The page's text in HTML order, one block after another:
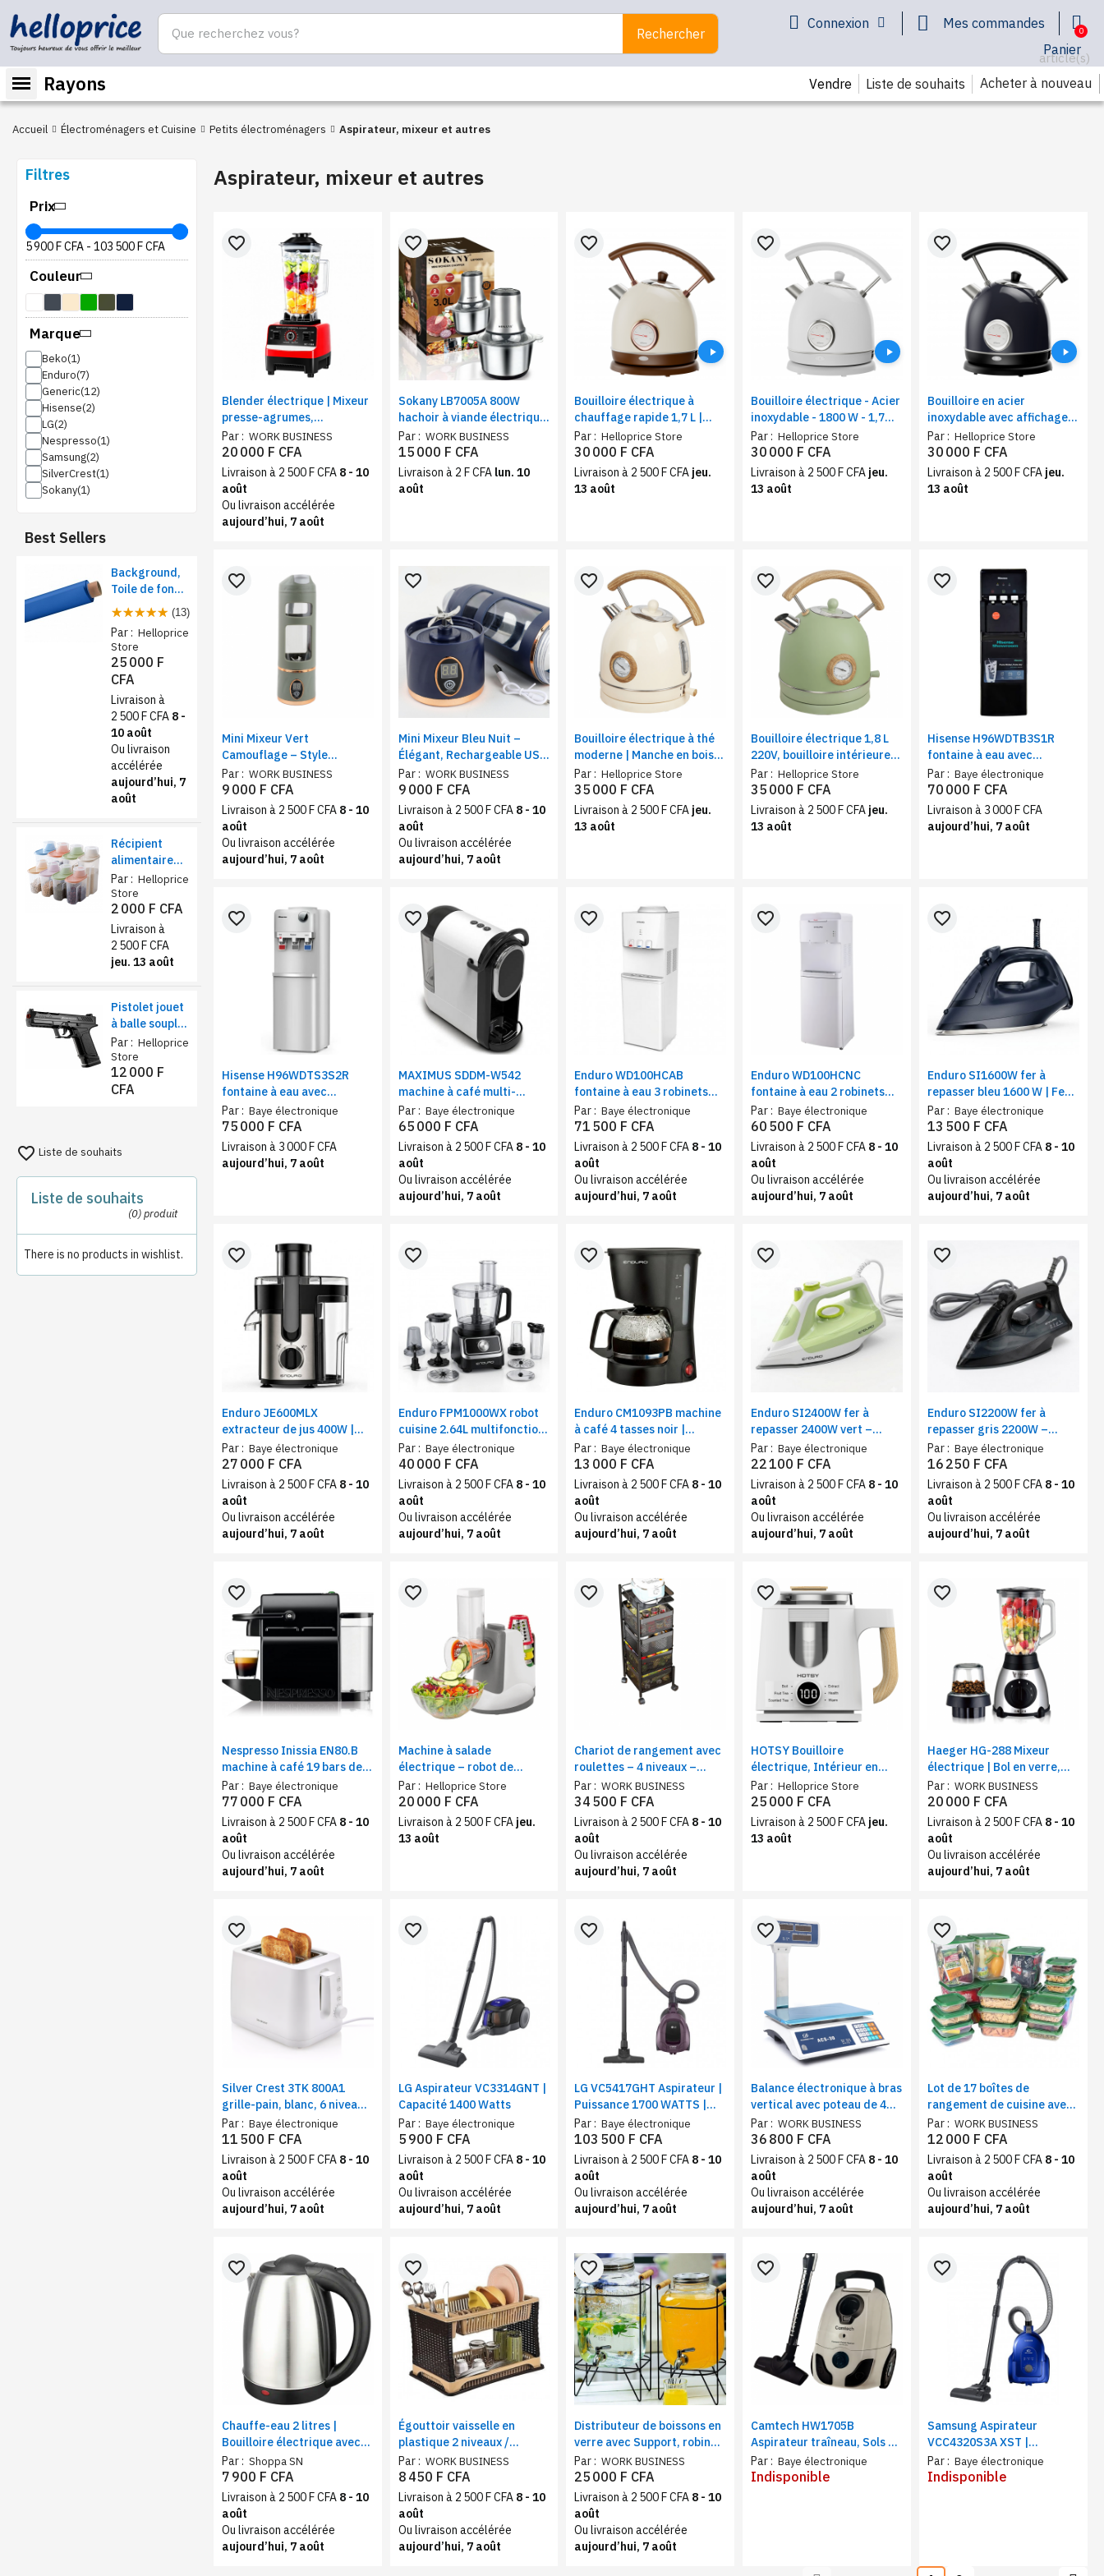
Rechercher
Connexion
Mes commandes
Panier
article(s)
Rayons Vendre Liste de souhaits Acheter à nouveau
Accueil Électroménagers et Cuisine Petits électroménagers Aspirateur, mixeur et autres
Filtres
Prix
5 900 F CFA - 103 500 F CFA
Couleur
Marque
Beko
Enduro
Generic
Hisense
LG
Nespresso
Samsung
SilverCrest
Sokany
Best Sellers
Background,
Toile de fond
papier pour
studio photo -
Rose foncé
(13)
Par : Helloprice
Store
25 000 F
CFA
Livraison à
2 500 F CFA 8 -
10 août
Ou livraison
accélérée
aujourd’hui, 7
août
Récipient
alimentaire
de stockage
1,9L – farine,
sucre et thé
Par : Helloprice
Store
2 000 F CFA
Livraison à
2 500 F CFA
jeu. 13 août
Pistolet jouet
à balle souple
sécurisé –
Éjection de
coquilles et
chargeur
Par : Helloprice
Store
12 000 F
CFA
favorite_border Liste de souhaits
Liste de souhaits
(0)produit
There is no products in wishlist.
Aspirateur, mixeur et autres
Blender électrique | Mixeur
presse-agrumes,
mélangeur extracteur de
fruits.
Par : WORK BUSINESS
favorite_border
20 000 F CFA
Livraison à 2 500 F CFA 8 - 10
août
Ou livraison accélérée
aujourd’hui, 7 août
Sokany LB7005A 800W
hachoir à viande électrique
en acier inoxydable avec bol
en acier inox | Capacité 3
litres.
Par : WORK BUSINESS
favorite_border
15 000 F CFA
Livraison à 2 F CFA lun. 10
août
Bouilloire électrique à
chauffage rapide 1,7 L |
Affichage de la
température, Arrêt
Automatique, Intérieur et
Bec en Inox
Par : Helloprice Store
favorite_border
30 000 F CFA
Livraison à 2 500 F CFA jeu.
13 août
Bouilloire électrique - Acier
inoxydable - 1800 W - 1,7
litre | Affichage
thermomètre 21,30 x 21,40
x 28,60 cm - Blanche
Par : Helloprice Store
favorite_border
30 000 F CFA
Livraison à 2 500 F CFA jeu.
13 août
Bouilloire en acier
inoxydable avec affichage
de la température, style
rétro, capacité de 1,7
litre,1800 watts, Durable et
écologique
Par : Helloprice Store
favorite_border
30 000 F CFA
Livraison à 2 500 F CFA jeu.
13 août
Mini Mixeur Vert
Camouflage – Style
Aventure, Portable
Par : WORK BUSINESS
favorite_border
9 000 F CFA
Livraison à 2 500 F CFA 8 - 10
août
Ou livraison accélérée
aujourd’hui, 7 août
Mini Mixeur Bleu Nuit –
Élégant, Rechargeable USB
pour Smoothies & Jus
Par : WORK BUSINESS
favorite_border
9 000 F CFA
Livraison à 2 500 F CFA 8 - 10
août
Ou livraison accélérée
aujourd’hui, 7 août
Bouilloire électrique à thé
moderne | Manche en bois -
Indicateur de température
| 1,7 L
Par : Helloprice Store
favorite_border
35 000 F CFA
Livraison à 2 500 F CFA jeu.
13 août
Bouilloire électrique 1,8 L
220V, bouilloire intérieure
en acier inoxydable 304,
chauffage rapide, appareil
ménager
Par : Helloprice Store
favorite_border
35 000 F CFA
Livraison à 2 500 F CFA jeu.
13 août
Hisense H96WDTB3S1R
fontaine à eau avec
réfrigérateur noir – Eau
chaude/Froide/Tiède
690W, 3 robinets
Par : Baye électronique
favorite_border
70 000 F CFA
Livraison à 3 000 F CFA
aujourd’hui, 7 août
Hisense H96WDTS3S2R
fontaine à eau avec
réfrigérateur Gris – Eau
chaude/Froide/Tiède
690W, 3 robinets
Par : Baye électronique
favorite_border
75 000 F CFA
Livraison à 3 000 F CFA
aujourd’hui, 7 août
MAXIMUS SDDM-W542
machine à café multi-
capsule 4 en 1 avec
réservoir amovible
Par : Baye électronique
favorite_border
65 000 F CFA
Livraison à 2 500 F CFA 8 - 10
août
Ou livraison accélérée
aujourd’hui, 7 août
Enduro WD100HCAB
fontaine à eau 3 robinets
avec frigo | Distributeur
d’eau avec compartiment
froid 420 W / 120 W
Par : Baye électronique
favorite_border
71 500 F CFA
Livraison à 2 500 F CFA 8 - 10
août
Ou livraison accélérée
aujourd’hui, 7 août
Enduro WD100HCNC
fontaine à eau 2 robinets
blanc | Distributeur d’eau
chaude et froide
Par : Baye électronique
favorite_border
60 500 F CFA
Livraison à 2 500 F CFA 8 - 10
août
Ou livraison accélérée
aujourd’hui, 7 août
Enduro SI1600W fer à
repasser bleu 1600 W | Fer
vapeur Semelle
antiadhésive, réservoir
250ml
Par : Baye électronique
favorite_border
13 500 F CFA
Livraison à 2 500 F CFA 8 - 10
août
Ou livraison accélérée
aujourd’hui, 7 août
Enduro JE600MLX
extracteur de jus 400W |
Filtre inox, tube 65mm, 2
vitesses, 600ml pulpe
Par : Baye électronique
favorite_border
27 000 F CFA
Livraison à 2 500 F CFA 8 - 10
août
Ou livraison accélérée
aujourd’hui, 7 août
Enduro FPM1000WX robot
cuisine 2.64L multifonction
1000W | Multi-usages,
Mixer/Hacher/Pétrir, tube
large
Par : Baye électronique
favorite_border
40 000 F CFA
Livraison à 2 500 F CFA 8 - 10
août
Ou livraison accélérée
aujourd’hui, 7 août
Enduro CM1093PB machine
à café 4 tasses noir |
Cafetière électrique 0,6L,
600W
Par : Baye électronique
favorite_border
13 000 F CFA
Livraison à 2 500 F CFA 8 - 10
août
Ou livraison accélérée
aujourd’hui, 7 août
Enduro SI2400W fer à
repasser 2400W vert –
Repassage vapeur, spray,
semelle céramique,
réservoir 350ml
Par : Baye électronique
favorite_border
22 100 F CFA
Livraison à 2 500 F CFA 8 - 10
août
Ou livraison accélérée
aujourd’hui, 7 août
Enduro SI2200W fer à
repasser gris 2200W –
Repassage vapeur, spray,
semelle antiadhésive
Par : Baye électronique
favorite_border
16 250 F CFA
Livraison à 2 500 F CFA 8 - 10
août
Ou livraison accélérée
aujourd’hui, 7 août
Nespresso Inissia EN80.B
machine à café 19 bars de
pression – Cafetière
espresso et lungo noir
Par : Baye électronique
favorite_border
77 000 F CFA
Livraison à 2 500 F CFA 8 - 10
août
Ou livraison accélérée
aujourd’hui, 7 août
Machine à salade
électrique – robot de
cuisine compact – découpe,
broyage, râpe coupe-
légumes multifonction
Par : Helloprice Store
favorite_border
20 000 F CFA
Livraison à 2 500 F CFA jeu.
13 août
Chariot de rangement avec
roulettes – 4 niveaux –
Compact et Pratique
Par : WORK BUSINESS
favorite_border
34 500 F CFA
Livraison à 2 500 F CFA 8 - 10
août
Ou livraison accélérée
aujourd’hui, 7 août
HOTSY Bouilloire
électrique, Intérieur en
inox Avec Filtre,
Thermostat Réglable,
Températures Préréglées,
0.8L, Puissance 600w
Par : Helloprice Store
favorite_border
25 000 F CFA
Livraison à 2 500 F CFA jeu.
13 août
Haeger HG-288 Mixeur
électrique | Bol en verre,
capacité 1.5 Litres,
Puissance 850Ws
Par : WORK BUSINESS
favorite_border
20 000 F CFA
Livraison à 2 500 F CFA 8 - 10
août
Ou livraison accélérée
aujourd’hui, 7 août
Silver Crest 3TK 800A1
grille-pain, blanc, 6 niveaux
de puissance, tiroir
ramasse-miettes,
décongélation,
réchauffage, 800W
Par : Baye électronique
favorite_border
11 500 F CFA
Livraison à 2 500 F CFA 8 - 10
août
Ou livraison accélérée
aujourd’hui, 7 août
LG Aspirateur VC3314GNT |
Capacité 1400 Watts
Par : Baye électronique
favorite_border
5 900 F CFA
Livraison à 2 500 F CFA 8 - 10
août
Ou livraison accélérée
aujourd’hui, 7 août
LG VC5417GHT Aspirateur |
Puissance 1700 WATTS |
Couleur vin
Par : Baye électronique
favorite_border
103 500 F CFA
Livraison à 2 500 F CFA 8 - 10
août
Ou livraison accélérée
aujourd’hui, 7 août
Balance électronique à bras
vertical avec poteau de 40
Kg | Calcul des prix
Par : WORK BUSINESS
favorite_border
36 800 F CFA
Livraison à 2 500 F CFA 8 - 10
août
Ou livraison accélérée
aujourd’hui, 7 août
Lot de 17 boîtes de
rangement de cuisine avec
couvercles
Par : WORK BUSINESS
favorite_border
12 000 F CFA
Livraison à 2 500 F CFA 8 - 10
août
Ou livraison accélérée
aujourd’hui, 7 août
Chauffe-eau 2 litres |
Bouilloire électrique avec
arrêt automatique, acier
inoxydable
Par : Shoppa SN
favorite_border
7 900 F CFA
Livraison à 2 500 F CFA 8 - 10
août
Ou livraison accélérée
aujourd’hui, 7 août
Égouttoir vaisselle en
plastique 2 niveaux /
Marron beigne
Par : WORK BUSINESS
favorite_border
8 450 F CFA
Livraison à 2 500 F CFA 8 - 10
août
Ou livraison accélérée
aujourd’hui, 7 août
Distributeur de boissons en
verre avec Support, robinet
et couvercle en Acier
Inoxydable | Capacité 8 et
5L.
Par : WORK BUSINESS
favorite_border
25 000 F CFA
Livraison à 2 500 F CFA 8 - 10
août
Ou livraison accélérée
aujourd’hui, 7 août
Camtech HW1705B
Aspirateur traîneau, Sols et
meubles | Bac à poussières
2.5 L | Puissance 120 Watts,
Par : Baye électronique
favorite_border
Indisponible
Samsung Aspirateur
VCC4320S3A XST |
Capacité 1600 Watts
Par : Baye électronique
favorite_border
Indisponible